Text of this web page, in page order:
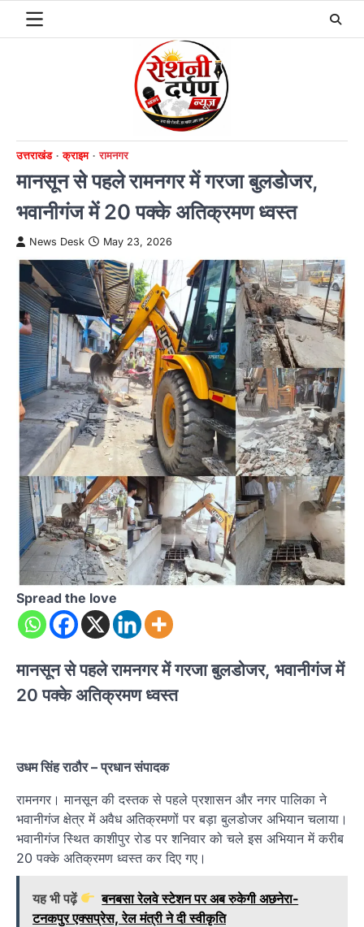
उत्तराखंड क्राइम रामनगर
मानसून से पहले रामनगर में गरजा बुलडोजर,
भवानीगंज में 20 पक्के अतिक्रमण ध्वस्त
News Desk May 23, 2026
Spread the love
मानसून से पहले रामनगर में गरजा बुलडोजर, भवानीगंज में
20 पक्के अतिक्रमण ध्वस्त
उधम सिंह राठौर – प्रधान संपादक
रामनगर। मानसून की दस्तक से पहले प्रशासन और नगर पालिका ने
भवानीगंज क्षेत्र में अवैध अतिक्रमणों पर बड़ा बुलडोजर अभियान चलाया।
भवानीगंजस्थित काशीपुर रोड पर शनिवार को चले इस अभियान में करीब
20 पक्के अतिक्रमण ध्वस्त कर दिए गए।
यह भी पढ़ें
बनबसा रेलवे स्टेशन पर अब रुकेगी अछनेरा-
टनकपुर एक्सप्रेस, रेल मंत्री ने दी स्वीकृति